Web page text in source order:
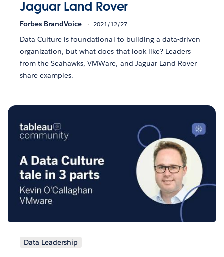
Jaguar Land Rover
Forbes BrandVoice 2021/12/27
Data Culture is foundational to building a data-driven
organization, but what does that look like? Leaders
from the Seahawks, VMWare, and Jaguar Land Rover
share examples.
Data Leadership